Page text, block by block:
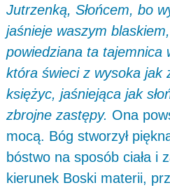
Jutrzenką, Słońcem, bo
jaśnieje waszym
powiedziana ta tajemnica
która świeci z wysoka jak
księżyc, jaśniejąca jak
zbrojne zastępy. Ona
mocą. Bóg stworzył
bóstwo na sposób ciała i
kierunek Boski materii,